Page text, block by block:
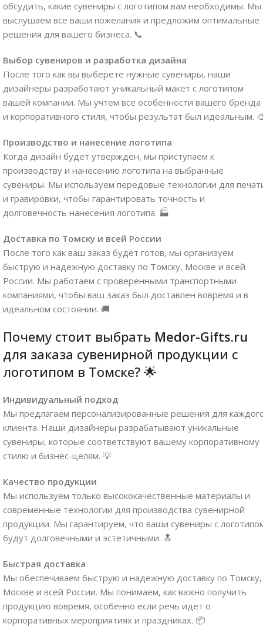
обсудить, какие сувениры с логотипом вам необходимы. Мы
выслушаем все ваши пожелания и предложим оптимальные
решения для вашего бизнеса. 📞
Выбор сувениров и разработка дизайна
После того как вы выберете нужные сувениры, наши
дизайнеры разработают уникальный макет с логотипом
вашей компании. Мы учтем все особенности вашего бренда
и корпоративного стиля, чтобы результат был идеальным.
Производство и нанесение логотипа
Когда дизайн будет утвержден, мы приступаем к
производству и нанесению логотипа на выбранные
сувениры. Мы используем передовые технологии для
и гравировки, чтобы гарантировать точность и
долговечность нанесения логотипа. 🏭
Доставка по Томску и всей России
После того как ваш заказ будет готов, мы организуем
быструю и надежную доставку по Томску, Москве и всей
России. Мы работаем с проверенными транспортными
компаниями, чтобы ваш заказ был доставлен вовремя и в
идеальном состоянии. 🚚
Почему стоит выбрать Medor-Gifts.ru
для заказа сувенирной продукции с
логотипом в Томске? 🌟
Индивидуальный подход
Мы предлагаем персонализированные решения для
клиента. Наши дизайнеры разрабатывают уникальные
сувениры, которые соответствуют вашему корпоративному
стилю и бизнес-целям. 💡
Качество продукции
Мы используем только высококачественные материалы и
современные технологии для производства сувенирной
продукции. Мы гарантируем, что ваши сувениры с
будут долговечными и эстетичными. 🔝
Быстрая доставка
Мы обеспечиваем быструю и надежную доставку по Томску,
Москве и всей России. Мы понимаем, как важно получить
продукцию вовремя, особенно если речь идет о
корпоративных мероприятиях и праздниках. 📦